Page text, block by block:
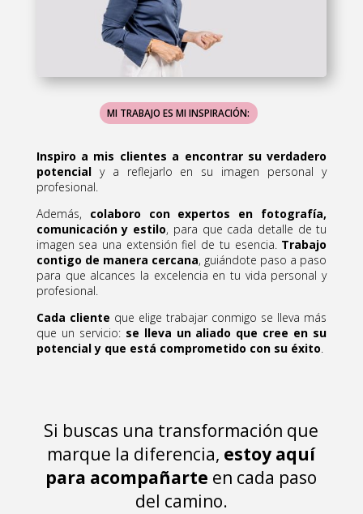
MI TRABAJO ES MI INSPIRACIÓN:
Inspiro a mis clientes a encontrar su verdadero
potencialy a reflejarlo en su imagen personal y
profesional.
Además, colaboro con expertos en fotografía,
comunicación y estilo, para que cada detalle de tu
imagen sea una extensión fiel de tu esencia. Trabajo
contigo de manera cercana, guiándote paso a paso
para que alcances la excelencia en tu vida personal y
profesional.
Cada cliente que elige trabajar conmigo se lleva más
que un servicio: se lleva un aliado que cree en su
potencial y que está comprometido con su éxito.
Si buscas una transformación que
marque la diferencia, estoy aquí
para acompañarte en cada paso
del camino.